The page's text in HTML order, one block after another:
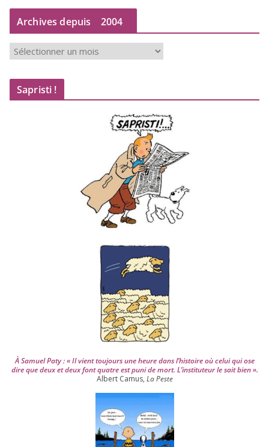
Archives depuis 2004
r
c
Sapristi !
À Samuel Paty : « Il vient tou­jours une heure dans l’his­toire où celui qui ose
dire que deux et deux font quatre est puni de mort. L’instituteur le sait bien ».
Albert Camus, La Peste